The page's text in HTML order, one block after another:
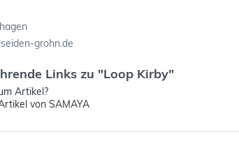
grohn.de
Links zu "Loop Kirby"
Artikel?
von SAMAYA